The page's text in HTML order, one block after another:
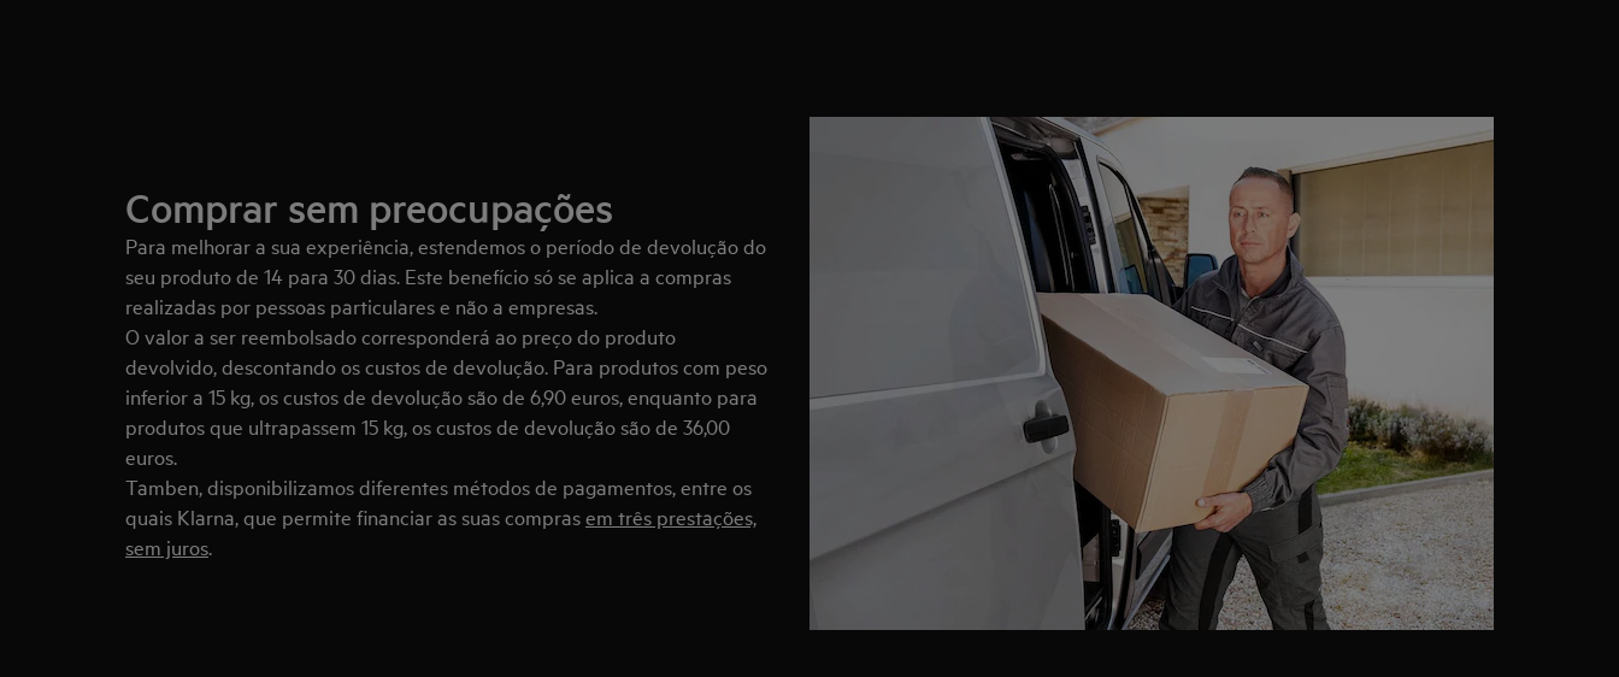
Comprar sem preocupações
Para melhorar a sua experiência, estendemos o período de devolução do
seu produto de 14 para 30 dias. Este benefício só se aplica a compras
realizadas por pessoas particulares e não a empresas.
O valor a ser reembolsado corresponderá ao preço do produto
devolvido, descontando os custos de devolução. Para produtos com peso
inferior a 15 kg, os custos de devolução são de 6,90 euros, enquanto para
produtos que ultrapassem 15 kg, os custos de devolução são de 36,00
euros.
Tamben, disponibilizamos diferentes métodos de pagamentos, entre os
quais Klarna, que permite financiar as suas comprasem três prestações,
sem juros.